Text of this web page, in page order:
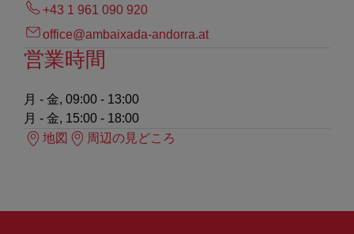
+43 1 961 090 920
office@ambaixada-andorra.at
営業時間
月 - 金, 09:00 - 13:00
月 - 金, 15:00 - 18:00
地図
周辺の見どころ